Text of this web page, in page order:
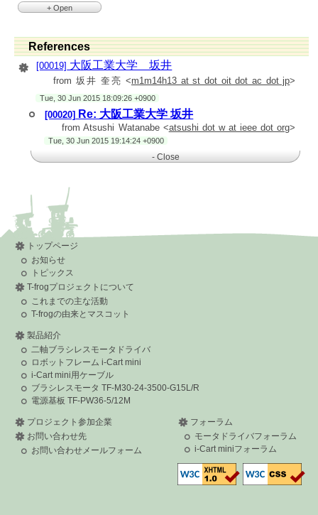
+ Open
>
> 先日，ロボット工学セミナーにてTEC-1を購入しました．
> TEC-1のモータードライバであるTF-2MD3-R6を用いて
Maxon Motor(RE25 20W 12V)を駆動させたいと考えていま
> しかし，モーター出力の電圧を測定すると5vでした．
> 出力を12vにするにはどのようにすればよろしいでしょう
> ちなみにモータードライバーの電源には12vを使用していま
> よろしくお願いします．
> 大阪工業大学 生体医工学専攻 坂井奎亮
>m1m14h13 at st dot oit dot ac dot jp
>
- Close
References
[00019] 大阪工業大学 坂井
from 坂井 奎亮 <m1m14h13 at st dot oit dot ac dot jp>
Tue, 30 Jun 2015 18:09:26 +0900
[00020] Re: 大阪工業大学 坂井
from Atsushi Watanabe <atsushi dot w at ieee dot org>
Tue, 30 Jun 2015 19:14:24 +0900
- Close
トップページ
お知らせ
トピックス
T-frogプロジェクトについて
これまでの主な活動
T-frogの由来とマスコット
製品紹介
二軸ブラシレスモータドライバ
ロボットフレーム i-Cart mini
i-Cart mini用ケーブル
ブラシレスモータ TF-M30-24-3500-G15L/R
電源基板 TF-PW36-5/12M
プロジェクト参加企業
お問い合わせ先
お問い合わせメールフォーム
フォーラム
モータドライバフォーラム
i-Cart miniフォーラム